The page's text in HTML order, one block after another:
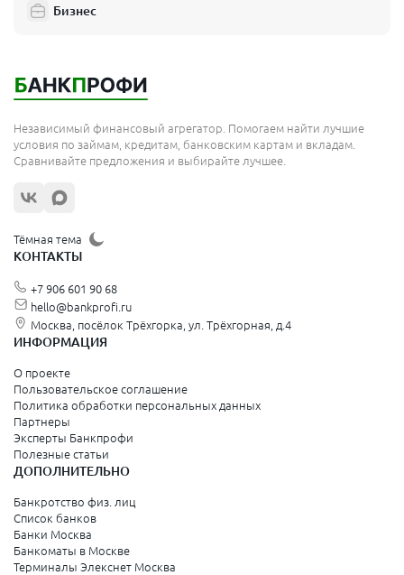
Подольск
Королёв
Сергиев Посад
Орехово-Зуево
Щёлково
Видное
Зеленоград
Санкт-Петербург и Ленинградская область
Колпино
Санкт-Петербург
Краснодарский край
Армавир
Бизнес
Независимый финансовый агрегатор. Помогаем найти лучшие
условия по займам, кредитам, банковским картам и вкладам.
Сравнивайте предложения и выбирайте лучшее.
Тёмная тема
КОНТАКТЫ
+7 906 601 90 68
hello@bankprofi.ru
Москва, посёлок Трёхгорка, ул. Трёхгорная, д.4
ИНФОРМАЦИЯ
О проекте
Пользовательское соглашение
Политика обработки персональных данных
Партнеры
Эксперты Банкпрофи
Полезные статьи
ДОПОЛНИТЕЛЬНО
Банкротство физ. лиц
Список банков
Банки Москва
Банкоматы в Москве
Терминалы Элекснет Москва